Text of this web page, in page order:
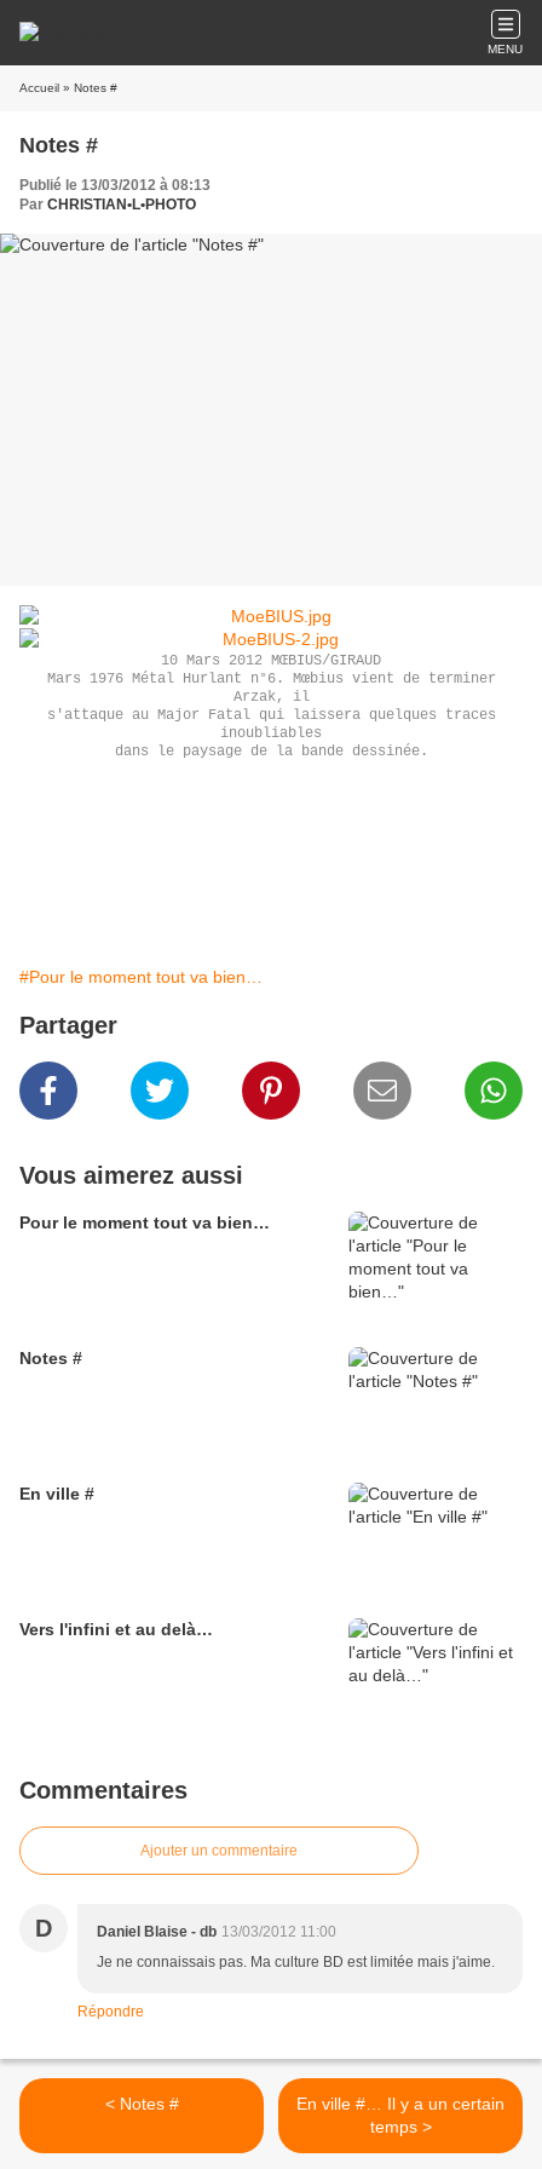
MENU
Accueil » Notes #
Notes #
Publié le 13/03/2012 à 08:13
Par CHRISTIAN•L•PHOTO
10 Mars 2012 MŒBIUS/GIRAUD
Mars 1976 Métal Hurlant n°6. Mœbius vient de terminer
Arzak, il
s'attaque au Major Fatal qui laissera quelques traces
inoubliables
dans le paysage de la bande dessinée.
#Pour le moment tout va bien…
Partager
Vous aimerez aussi
Pour le moment tout va bien…
Notes #
En ville #
Vers l'infini et au delà…
Commentaires
Ajouter un commentaire
D Daniel Blaise - db 13/03/2012 11:00
Je ne connaissais pas. Ma culture BD est limitée mais j'aime.
Répondre
< Notes #
En ville #… Il y a un certain
temps >